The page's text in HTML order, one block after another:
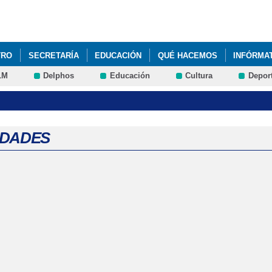
SECRETARÍA EDUCACIÓN QUÉ HACEMOS
Delphos Educación Cultura